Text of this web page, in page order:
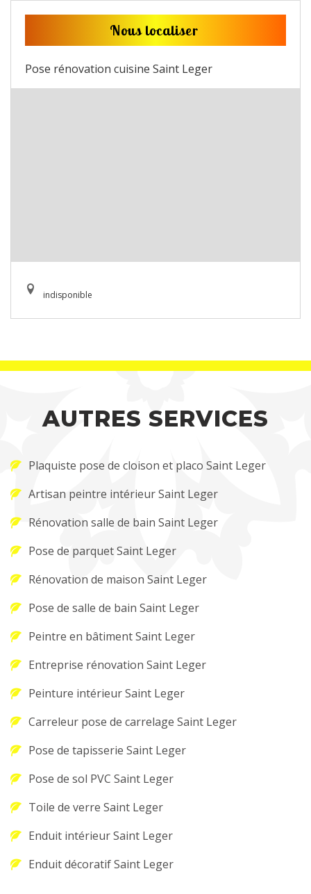
Nous localiser
Pose rénovation cuisine Saint Leger
indisponible
AUTRES SERVICES
Plaquiste pose de cloison et placo Saint Leger
Artisan peintre intérieur Saint Leger
Rénovation salle de bain Saint Leger
Pose de parquet Saint Leger
Rénovation de maison Saint Leger
Pose de salle de bain Saint Leger
Peintre en bâtiment Saint Leger
Entreprise rénovation Saint Leger
Peinture intérieur Saint Leger
Carreleur pose de carrelage Saint Leger
Pose de tapisserie Saint Leger
Pose de sol PVC Saint Leger
Toile de verre Saint Leger
Enduit intérieur Saint Leger
Enduit décoratif Saint Leger